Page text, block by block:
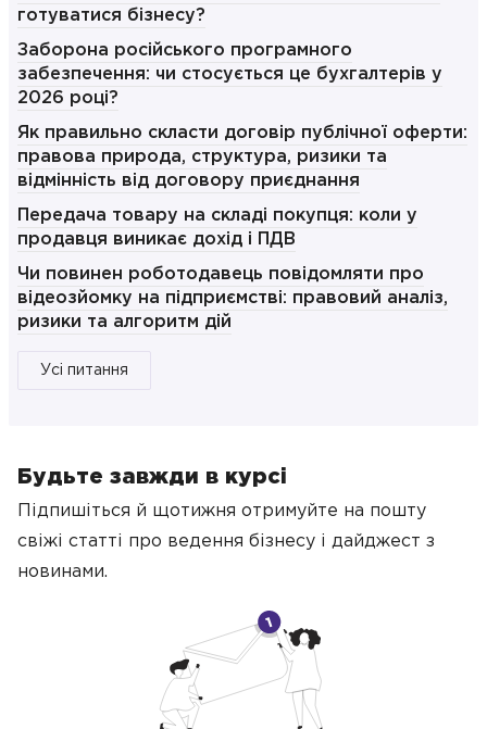
готуватися бізнесу?
Заборона російського програмного
забезпечення: чи стосується це бухгалтерів у
2026 році?
Як правильно скласти договір публічної оферти:
правова природа, структура, ризики та
відмінність від договору приєднання
Передача товару на складі покупця: коли у
продавця виникає дохід і ПДВ
Чи повинен роботодавець повідомляти про
відеозйомку на підприємстві: правовий аналіз,
ризики та алгоритм дій
Усі питання
Будьте завжди в курсі
Підпишіться й щотижня отримуйте на пошту
свіжі статті про ведення бізнесу і дайджест з
новинами.